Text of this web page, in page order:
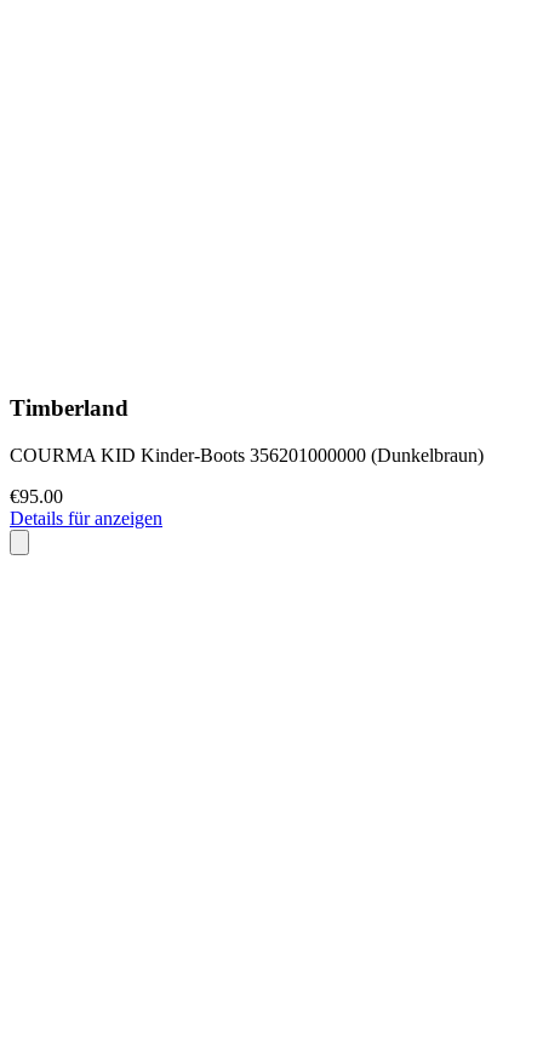
Timberland
COURMA KID Kinder-Boots 356201000000 (Dunkelbraun)
€95.00
Details für anzeigen